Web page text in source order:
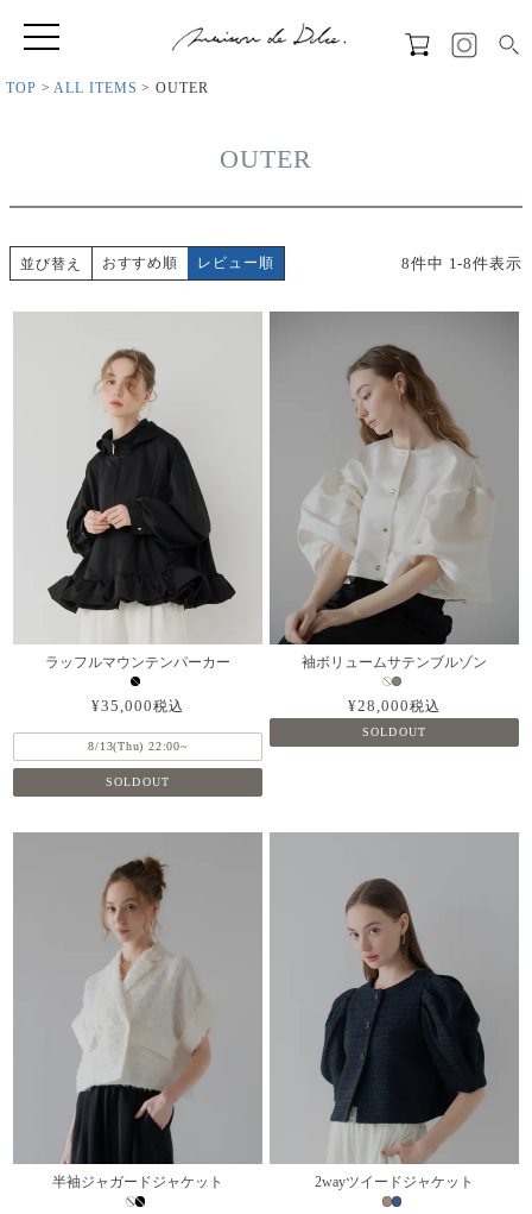
TOP ALL ITEMS OUTER
OUTER
並び替え おすすめ順 レビュー順 8件中 1-8件表示
ラッフルマウンテンパーカー
¥35,000税込
8/13(Thu) 22:00~
SOLDOUT
袖ボリュームサテンブルゾン
¥28,000税込
SOLDOUT
半袖ジャガードジャケット 2wayツイードジャケット